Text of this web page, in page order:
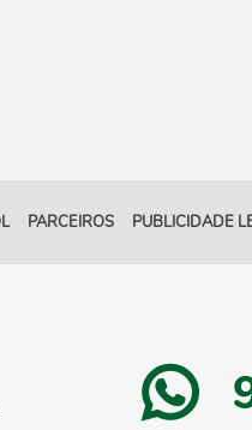
PARCEIROS PUBLICIDADE